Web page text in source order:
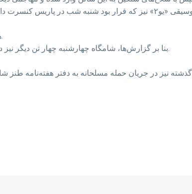
هم‌زمان، حمله به یک رستوران کامبوجی در مرکز پاریس دست‌کم 14 کشته برجای گذاشته‌است.
بنا بر گزارش‌ها، شامگاه چهارشنبه چهار تن دیگر نیز در منطقه 10 پاریس کشته شده و چهار نفر نیز در خیابان جمهوری همین منطقه به قتل رسیده‌اند.